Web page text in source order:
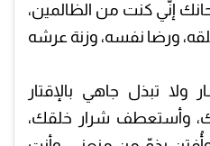
إنّي كنت من الظالمين،
ورضا نفسه، وزنة عرشه
تبذل جاهي بالإقتار
وأستعطف شرار خلقك،